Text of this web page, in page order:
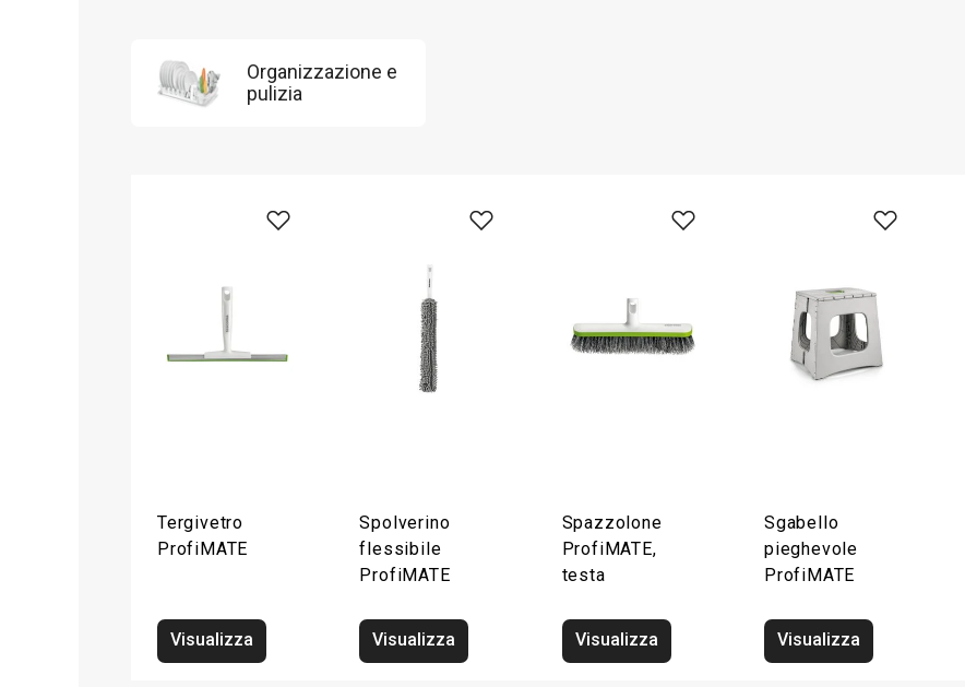
Organizzazione e
pulizia
Tergivetro
ProfiMATE
Visualizza
Spolverino
flessibile
ProfiMATE
Visualizza
Spazzolone
ProfiMATE,
testa
Visualizza
Sgabello
pieghevole
ProfiMATE
Visualizza